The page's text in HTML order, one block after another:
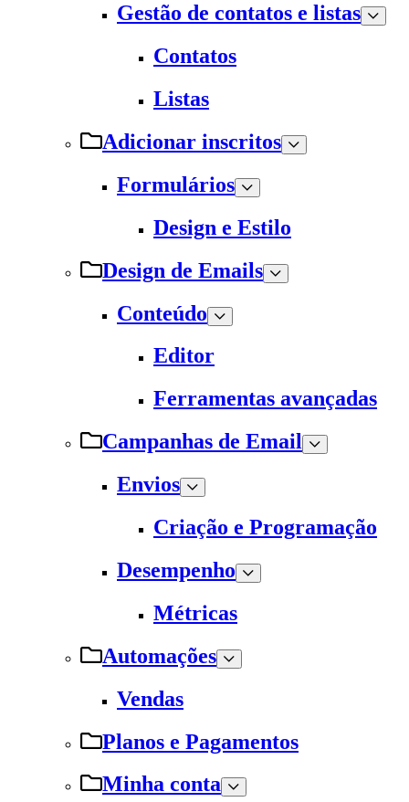
Gestão de contatos e listas
Contatos
Listas
Adicionar inscritos
Formulários
Design e Estilo
Design de Emails
Conteúdo
Editor
Ferramentas avançadas
Campanhas de Email
Envios
Criação e Programação
Desempenho
Métricas
Automações
Vendas
Planos e Pagamentos
Minha conta